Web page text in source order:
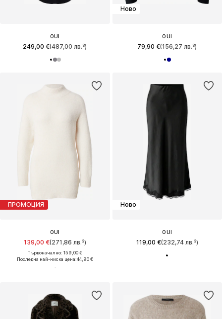
OUI
249,00 €(487,00 лв.³)
Ново
OUI
79,90 €(156,27 лв.³)
ПРОМОЦИЯ
OUI
139,00 €(271,86 лв.³)
Първоначално: 159,00 €
Последна най-ниска цена:44,90 €
Ново
OUI
119,00 €(232,74 лв.³)